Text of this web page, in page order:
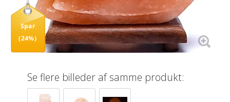
Spar
(24%)
Se flere billeder af samme produkt: